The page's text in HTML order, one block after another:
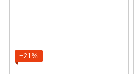
−21%